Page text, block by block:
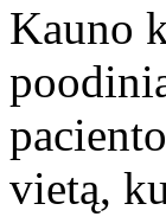
Kauno
vietą,